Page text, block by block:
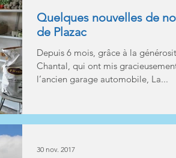
Quelques nouvelles de
de Plazac
Depuis 6 mois, grâce à la
Chantal, qui ont mis
l’ancien garage automobile, La...
30 nov. 2017